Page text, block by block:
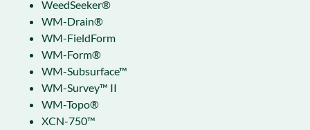
WeedSeeker®
WM-Drain®
WM-FieldForm
WM-Form®
WM-Subsurface™
WM-Survey™ II
WM-Topo®
XCN-750™